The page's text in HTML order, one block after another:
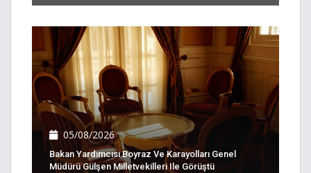
05/08/2026
Bakan Yardımcısı Boyraz Ve Karayolları Genel
Müdürü Gülşen Milletvekilleri Ile Görüştü